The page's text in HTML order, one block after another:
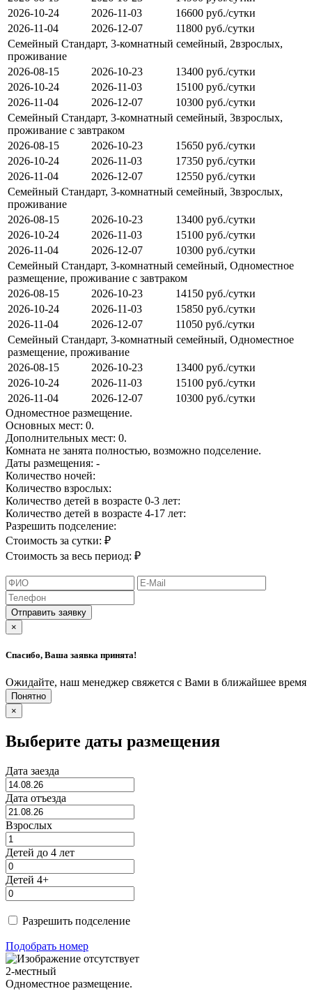
2026-10-24
2026-11-03
16600 руб./сутки
2026-11-04
2026-12-07
11800 руб./сутки
Семейный Стандарт, 3-комнатный семейный, 2взрослых,
проживание
2026-08-15
2026-10-23
13400 руб./сутки
2026-10-24
2026-11-03
15100 руб./сутки
2026-11-04
2026-12-07
10300 руб./сутки
Семейный Стандарт, 3-комнатный семейный, 3взрослых,
проживание с завтраком
2026-08-15
2026-10-23
15650 руб./сутки
2026-10-24
2026-11-03
17350 руб./сутки
2026-11-04
2026-12-07
12550 руб./сутки
Семейный Стандарт, 3-комнатный семейный, 3взрослых,
проживание
2026-08-15
2026-10-23
13400 руб./сутки
2026-10-24
2026-11-03
15100 руб./сутки
2026-11-04
2026-12-07
10300 руб./сутки
Семейный Стандарт, 3-комнатный семейный, Одноместное
размещение, проживание с завтраком
2026-08-15
2026-10-23
14150 руб./сутки
2026-10-24
2026-11-03
15850 руб./сутки
2026-11-04
2026-12-07
11050 руб./сутки
Семейный Стандарт, 3-комнатный семейный, Одноместное
размещение, проживание
2026-08-15
2026-10-23
13400 руб./сутки
2026-10-24
2026-11-03
15100 руб./сутки
2026-11-04
2026-12-07
10300 руб./сутки
Одноместное размещение.
Основных мест: 0.
Дополнительных мест: 0.
Комната не занята полностью, возможно подселение.
Даты размещения: -
Количество ночей:
Количество взрослых:
Количество детей в возрасте 0-3 лет:
Количество детей в возрасте 4-17 лет:
Разрешить подселение:
Стоимость за сутки: ₽
Стоимость за весь период: ₽
×
Спасибо, Ваша заявка принята!
Ожидайте, наш менеджер свяжется с Вами в ближайшее время
×
Выберите даты размещения
Дата заезда
Дата отъезда
Взрослых
Детей до 4 лет
Детей 4+
Разрешить подселение
Подобрать номер
2-местный
Одноместное размещение.